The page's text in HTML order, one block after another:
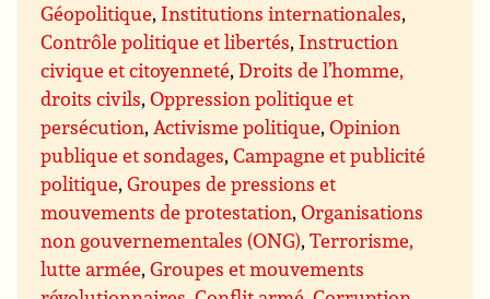
Géopolitique, Institutions internationales,
Contrôle politique et libertés, Instruction
civique et citoyenneté,Droits de l’homme,
droits civils,Oppression politique et
persécution,Activisme politique,Opinion
publique et sondages,Campagne et publicité
politique,Groupes de pressions et
mouvements de protestation,Organisations
non gouvernementales (ONG),Terrorisme,
lutte armée,Groupes et mouvements